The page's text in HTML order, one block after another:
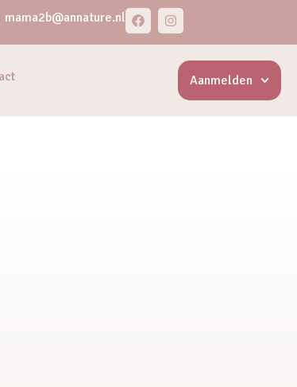
mama2b@annature.nl
Aanmelden